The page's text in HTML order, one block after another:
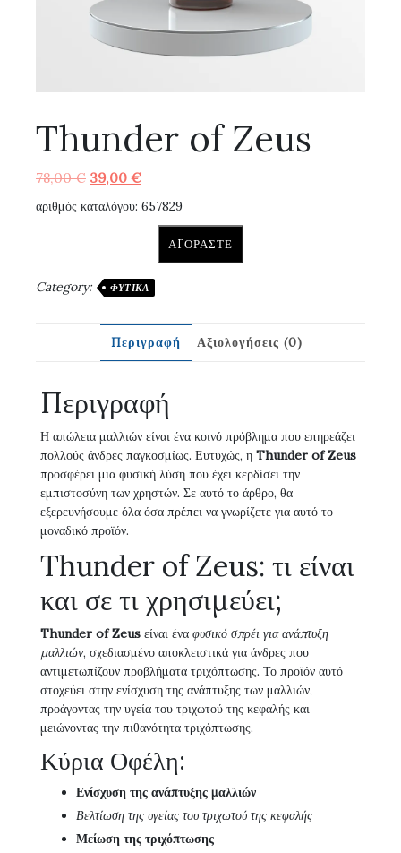
Thunder of Zeus
78,00€ Original
39,00 €Η
39,00 €.
αριθμός καταλόγου: 657829
ΑΓΟΡΆΣΤΕ
Category: ΦΥΤΙΚΆ
Περιγραφή Αξιολογήσεις (0)
Περιγραφή
Η απώλεια μαλλιών είναι ένα κοινό πρόβλημα που επηρεάζει
πολλούς άνδρες παγκοσμίως. Ευτυχώς, η Thunder of Zeus
προσφέρει μια φυσική λύση που έχει κερδίσει την
εμπιστοσύνη των χρηστών. Σε αυτό το άρθρο, θα
εξερευνήσουμε όλα όσα πρέπει να γνωρίζετε για αυτό το
μοναδικό προϊόν.
Thunder of Zeus: τι είναι
και σε τι χρησιμεύει;
Thunder of Zeus είναι ένα φυσικό σπρέι για ανάπτυξη
μαλλιών, σχεδιασμένο αποκλειστικά για άνδρες που
αντιμετωπίζουν προβλήματα τριχόπτωσης. Το προϊόν αυτό
στοχεύει στην ενίσχυση της ανάπτυξης των μαλλιών,
προάγοντας την υγεία του τριχωτού της κεφαλής και
μειώνοντας την πιθανότητα τριχόπτωσης.
Κύρια Οφέλη:
Ενίσχυση της ανάπτυξης μαλλιών
Βελτίωση της υγείας του τριχωτού της κεφαλής
Μείωση της τριχόπτωσης